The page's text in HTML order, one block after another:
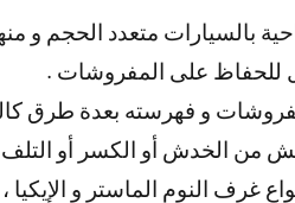
بالسيارات متعدد الحجم و
للحفاظ على المفروشات .
و فهرسته بعدة طرق
من الخدش أو الكسر أو
غرف النوم الماستر و الإيكيا